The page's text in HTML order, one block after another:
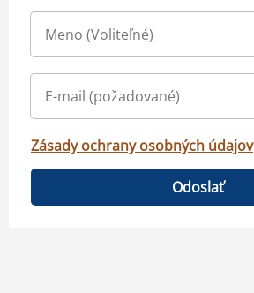
Zásady ochrany osobných údajov
Odoslať